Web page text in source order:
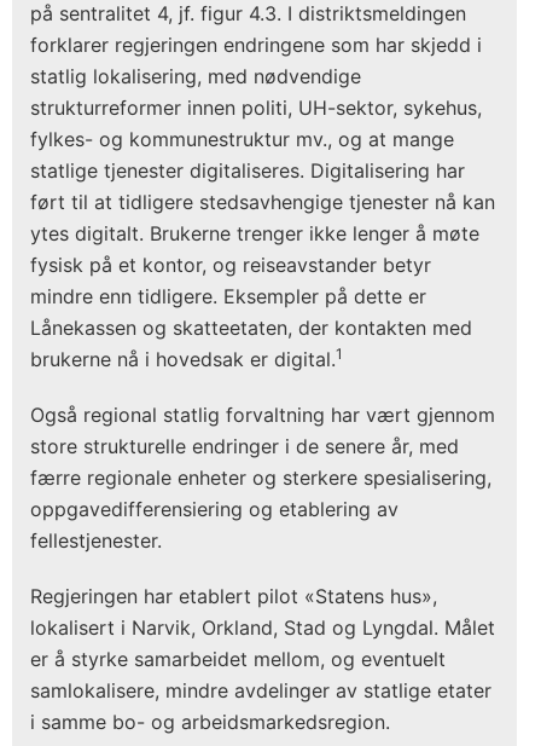
på sentralitet 4, jf. figur 4.3. I distriktsmeldingen
forklarer regjeringen endringene som har skjedd i
statlig lokalisering, med nødvendige
strukturreformer innen politi, UH-sektor, sykehus,
fylkes- og kommunestruktur mv., og at mange
statlige tjenester digitaliseres. Digitalisering har
ført til at tidligere stedsavhengige tjenester nå kan
ytes digitalt. Brukerne trenger ikke lenger å møte
fysisk på et kontor, og reiseavstander betyr
mindre enn tidligere. Eksempler på dette er
Lånekassen og skatteetaten, der kontakten med
brukerne nå i hovedsak er digital.1
Også regional statlig forvaltning har vært gjennom
store strukturelle endringer i de senere år, med
færre regionale enheter og sterkere spesialisering,
oppgavedifferensiering og etablering av
fellestjenester.
Regjeringen har etablert pilot «Statens hus»,
lokalisert i Narvik, Orkland, Stad og Lyngdal. Målet
er å styrke samarbeidet mellom, og eventuelt
samlokalisere, mindre avdelinger av statlige etater
i samme bo- og arbeidsmarkedsregion.